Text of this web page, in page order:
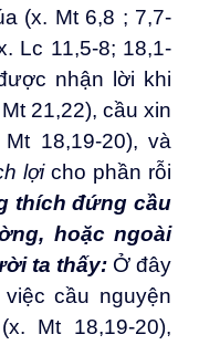
(x. Mt 6,8 ; 7,7-
Lc 11,5-8; 18,1-
nhận lời khi
21,22), cầu xin
Mt 18,19-20), và
lợi cho phần rỗi
thích đứng cầu
hoặc ngoài
ta thấy: Ở đây
cầu nguyện
Mt 18,19-20),